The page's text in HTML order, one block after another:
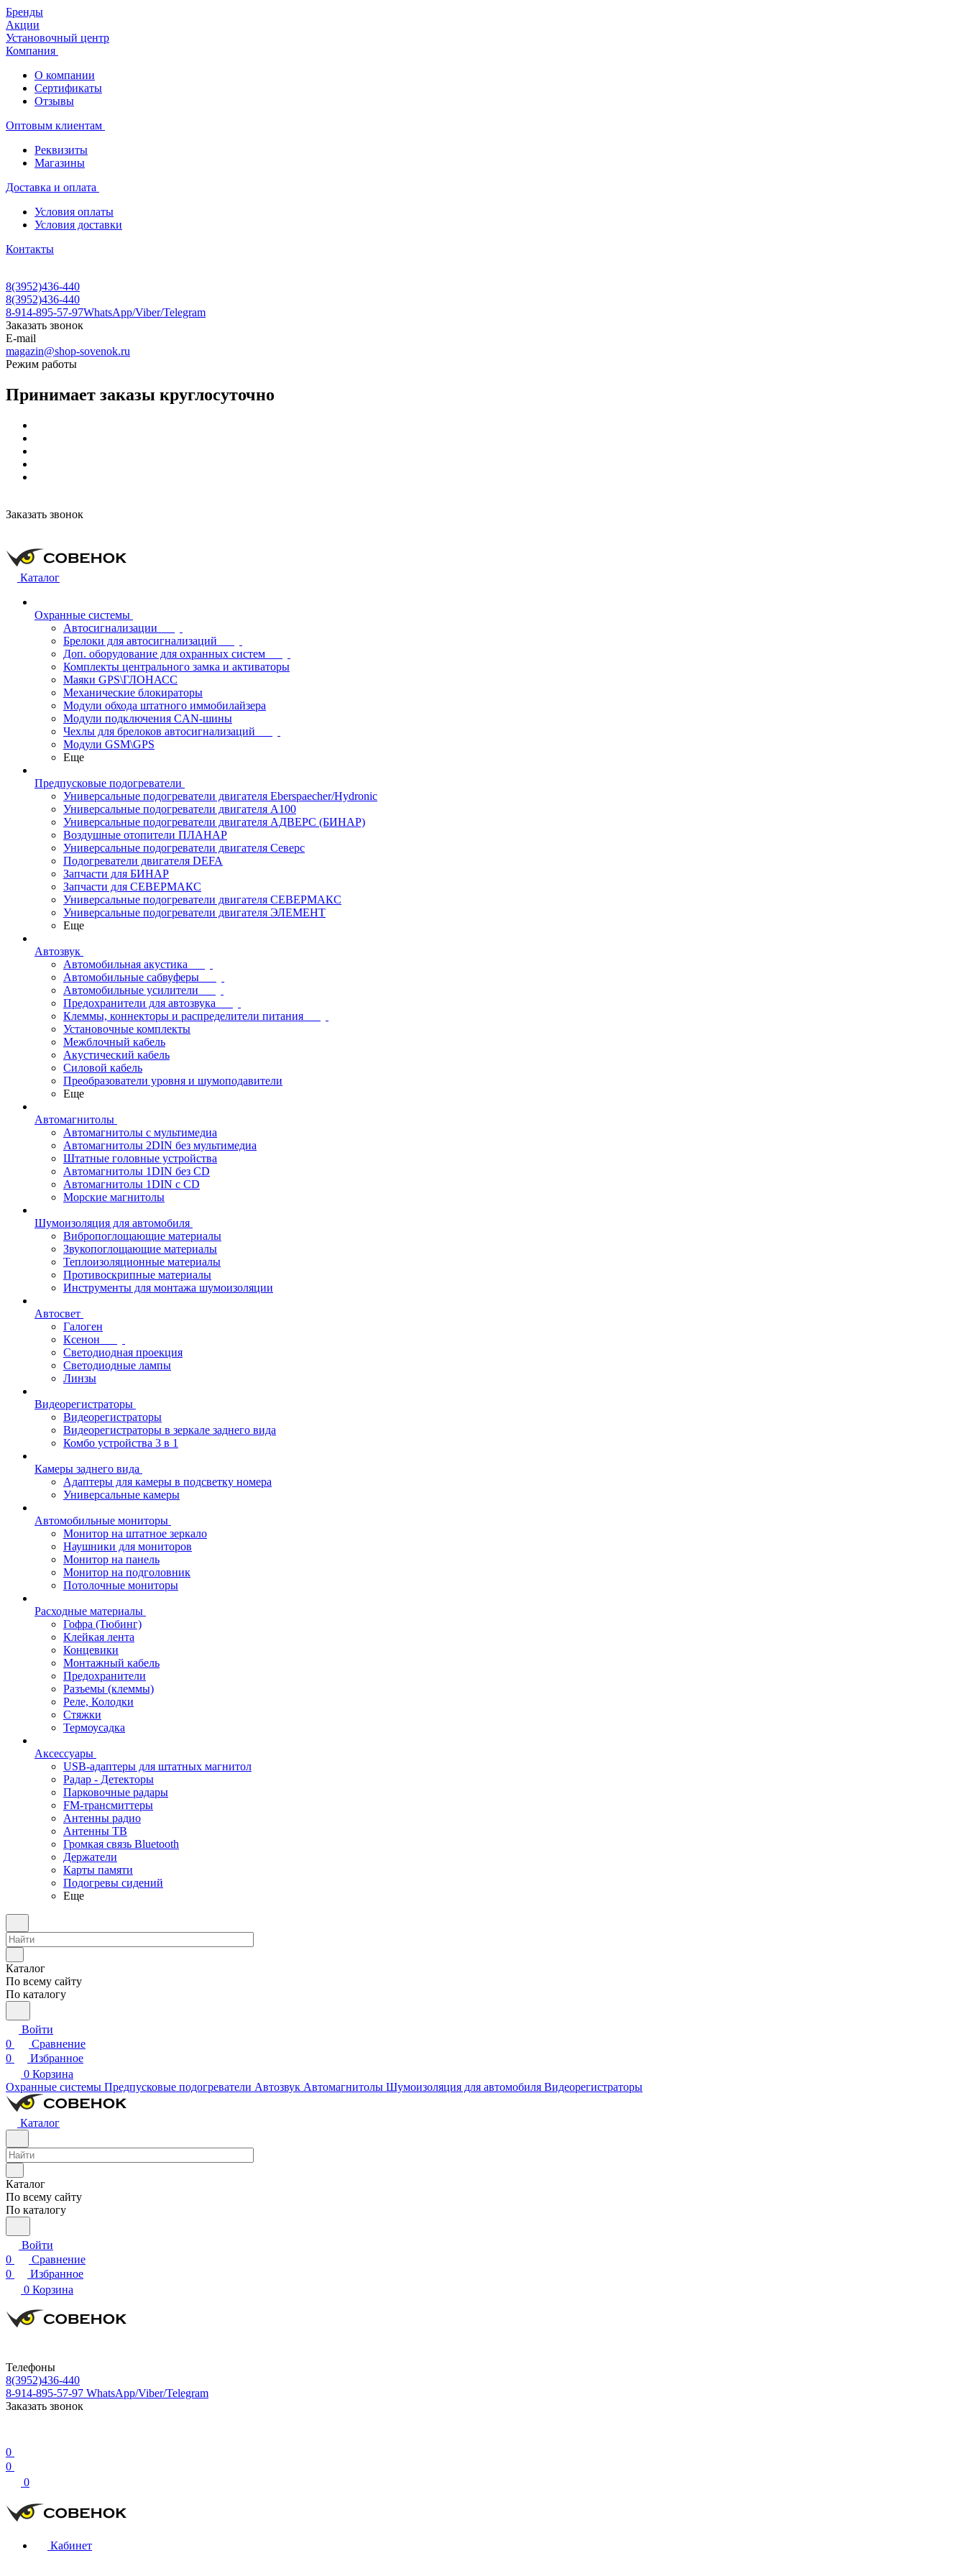
Бренды
Акции
Установочный центр
Компания
О компании
Сертификаты
Отзывы
Оптовым клиентам
Реквизиты
Магазины
Доставка и оплата
Условия оплаты
Условия доставки
Контакты
8(3952)436-440
8(3952)436-440
8-914-895-57-97WhatsApp/Viber/Telegram
Заказать звонок
E-mail
magazin@shop-sovenok.ru
Режим работы
Принимает заказы круглосуточно
Заказать звонок
Каталог
Охранные системы
Автосигнализации
Брелоки для автосигнализаций
Доп. оборудование для охранных систем
Комплекты центрального замка и активаторы
Маяки GPS\ГЛОНАСС
Механические блокираторы
Модули обхода штатного иммобилайзера
Модули подключения CAN-шины
Чехлы для брелоков автосигнализаций
Модули GSM\GPS
Еще
Предпусковые подогреватели
Универсальные подогреватели двигателя Eberspaecher/Hydronic
Универсальные подогреватели двигателя A100
Универсальные подогреватели двигателя АДВЕРС (БИНАР)
Воздушные отопители ПЛАНАР
Универсальные подогреватели двигателя Северс
Подогреватели двигателя DEFA
Запчасти для БИНАР
Запчасти для СЕВЕРМАКС
Универсальные подогреватели двигателя СЕВЕРМАКС
Универсальные подогреватели двигателя ЭЛЕМЕНТ
Еще
Автозвук
Автомобильная акустика
Автомобильные сабвуферы
Автомобильные усилители
Предохранители для автозвука
Клеммы, коннекторы и распределители питания
Установочные комплекты
Межблочный кабель
Акустический кабель
Силовой кабель
Преобразователи уровня и шумоподавители
Еще
Автомагнитолы
Автомагнитолы с мультимедиа
Автомагнитолы 2DIN без мультимедиа
Штатные головные устройства
Автомагнитолы 1DIN без CD
Автомагнитолы 1DIN с CD
Морские магнитолы
Шумоизоляция для автомобиля
Вибропоглощающие материалы
Звукопоглощающие материалы
Теплоизоляционные материалы
Противоскрипные материалы
Инструменты для монтажа шумоизоляции
Автосвет
Галоген
Ксенон
Светодиодная проекция
Светодиодные лампы
Линзы
Видеорегистраторы
Видеорегистраторы
Видеорегистраторы в зеркале заднего вида
Комбо устройства 3 в 1
Камеры заднего вида
Адаптеры для камеры в подсветку номера
Универсальные камеры
Автомобильные мониторы
Монитор на штатное зеркало
Наушники для мониторов
Монитор на панель
Монитор на подголовник
Потолочные мониторы
Расходные материалы
Гофра (Тюбинг)
Клейкая лента
Концевики
Монтажный кабель
Предохранители
Разъемы (клеммы)
Реле, Колодки
Стяжки
Термоусадка
Аксессуары
USB-адаптеры для штатных магнитол
Радар - Детекторы
Парковочные радары
FM-трансмиттеры
Антенны радио
Антенны ТВ
Громкая связь Bluetooth
Держатели
Карты памяти
Подогревы сидений
Еще
Каталог
По всему сайту
По каталогу
Войти
0
Сравнение
0
Избранное
0 Корзина
Охранные системы Предпусковые подогреватели Автозвук Автомагнитолы Шумоизоляция для автомобиля Видеорегистраторы
Каталог
Каталог
По всему сайту
По каталогу
Войти
0
Сравнение
0
Избранное
0 Корзина
Телефоны
8(3952)436-440
8-914-895-57-97 WhatsApp/Viber/Telegram
Заказать звонок
0
0
0
Кабинет